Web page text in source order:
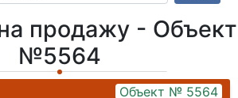
продажу - Объект
№5564
Объект № 5564